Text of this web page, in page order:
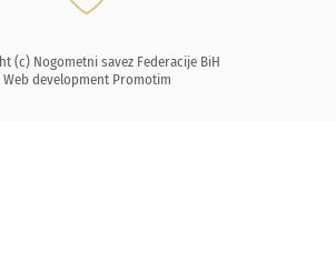
(c) Nogometni savez Federacije BiH
Web development Promotim